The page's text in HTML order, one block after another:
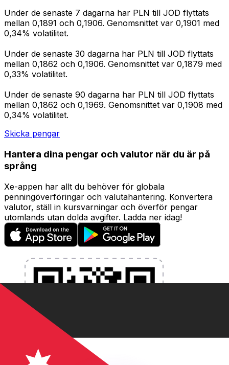
Under de senaste 7 dagarna har PLN till JOD flyttats
mellan 0,1891 och 0,1906. Genomsnittet var 0,1901 med
0,34% volatilitet.
Under de senaste 30 dagarna har PLN till JOD flyttats
mellan 0,1862 och 0,1906. Genomsnittet var 0,1879 med
0,33% volatilitet.
Under de senaste 90 dagarna har PLN till JOD flyttats
mellan 0,1862 och 0,1969. Genomsnittet var 0,1908 med
0,34% volatilitet.
Skicka pengar
Hantera dina pengar och valutor när du är på
språng
Xe-appen har allt du behöver för globala
penningöverföringar och valutahantering. Konvertera
valutor, ställ in kursvarningar och överför pengar
utomlands utan dolda avgifter. Ladda ner idag!